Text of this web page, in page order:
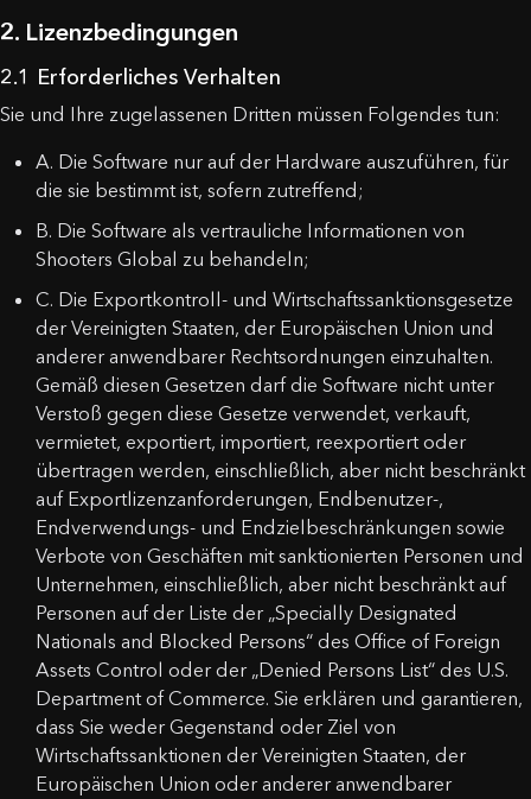
2. Lizenzbedingungen
2.1 Erforderliches Verhalten
Sie und Ihre zugelassenen Dritten müssen Folgendes tun:
A. Die Software nur auf der Hardware auszuführen, für
die sie bestimmt ist, sofern zutreffend;
B. Die Software als vertrauliche Informationen von
Shooters Global zu behandeln;
C. Die Exportkontroll- und Wirtschaftssanktionsgesetze
der Vereinigten Staaten, der Europäischen Union und
anderer anwendbarer Rechtsordnungen einzuhalten.
Gemäß diesen Gesetzen darf die Software nicht unter
Verstoß gegen diese Gesetze verwendet, verkauft,
vermietet, exportiert, importiert, reexportiert oder
übertragen werden, einschließlich, aber nicht beschränkt
auf Exportlizenzanforderungen, Endbenutzer-,
Endverwendungs- und Endzielbeschränkungen sowie
Verbote von Geschäften mit sanktionierten Personen und
Unternehmen, einschließlich, aber nicht beschränkt auf
Personen auf der Liste der „Specially Designated
Nationals and Blocked Persons“ des Office of Foreign
Assets Control oder der „Denied Persons List“ des U.S.
Department of Commerce. Sie erklären und garantieren,
dass Sie weder Gegenstand oder Ziel von
Wirtschaftssanktionen der Vereinigten Staaten, der
Europäischen Union oder anderer anwendbarer